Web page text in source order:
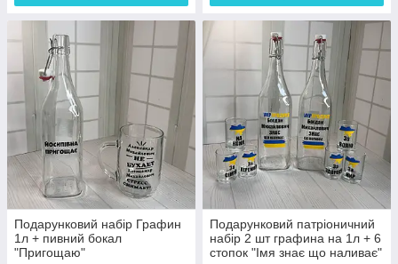
Подарунковий набір Графин
1л + пивний бокал
"Пригощаю"
Подарунковий патріоничний
набір 2 шт графина на 1л + 6
стопок "Імя знає що наливає"